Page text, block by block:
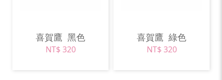
喜賀鷹 黑色
NT$ 320
喜賀鷹 綠色
NT$ 320